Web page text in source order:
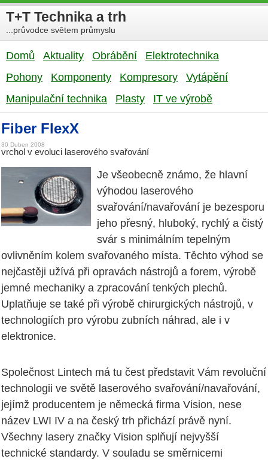
T+T Technika a trh
...průvodce světem průmyslu
Domů Aktuality Obrábění
Elektrotechnika
Pohony
Komponenty Kompresory
Vytápění
Manipulační technika
Plasty IT ve výrobě
Fiber FlexX
30 Duben 2008
vrchol v evoluci laserového svařování
Je všeobecně známo, že hlavní
výhodou laserového
svařování/navařování je bezesporu
jeho přesný, hluboký, rychlý a čistý
svár s minimálním tepelným
ovlivněním kolem svařovaného místa. Těchto výhod se
nejčastěji užívá při opravách nástrojů a forem, výrobě
jemné mechaniky a zpracování tenkých plechů.
Uplatňuje se také při výrobě chirurgických nástrojů, v
technologiích pro výrobu zubních náhrad, ale i v
elektronice.
Společnost Lintech má tu čest představit Vám revoluční
technologii ve světě laserového svařování/navařování,
jejímž producentem je německá firma Vision, nese
název LWI IV a na český trh přichází právě nyní.
Všechny lasery značky Vision splňují nejvyšší
technické standardy. V souladu se směrnicemi